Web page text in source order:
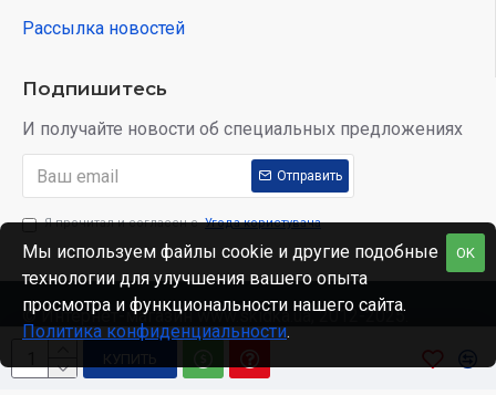
КУПИТЬ
Рассылка новостей
Подпишитесь
И получайте новости об специальных предложениях
Отправить
Я прочитал и согласен с Угода користувача
© Интернет-магазин www.skidka.ua, 2012-2025.
OK
Мы используем файлы cookie и другие подобные
технологии для улучшения вашего опыта
просмотра и функциональности нашего сайта.
Политика конфиденциальности.